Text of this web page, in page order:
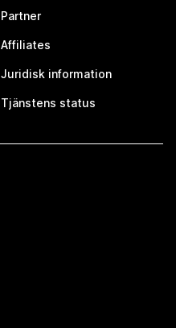
Partner
Affiliates
Juridisk information
Tjänstens status